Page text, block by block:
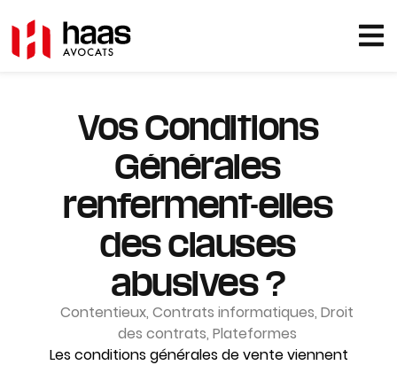
Vos Conditions
Générales
renferment-elles
des clauses
abusives ?
Contentieux, Contrats informatiques, Droit
des contrats, Plateformes
Les conditions générales de vente viennent